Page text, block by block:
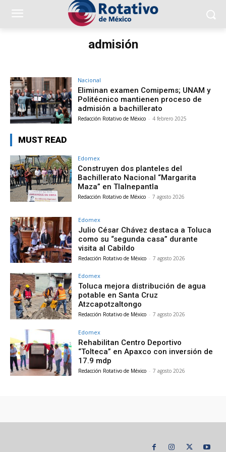
admisión
Nacional
Eliminan examen Comipems; UNAM y
Politécnico mantienen proceso de
admisión a bachillerato
Redacción Rotativo de México - 4 febrero 2025
MUST READ
Edomex
Construyen dos planteles del
Bachillerato Nacional “Margarita
Maza” en Tlalnepantla
Redacción Rotativo de México - 7 agosto 2026
Edomex
Julio César Chávez destaca a Toluca
como su “segunda casa” durante
visita al Cabildo
Redacción Rotativo de México - 7 agosto 2026
Edomex
Toluca mejora distribución de agua
potable en Santa Cruz
Atzcapotzaltongo
Redacción Rotativo de México - 7 agosto 2026
Edomex
Rehabilitan Centro Deportivo
“Tolteca” en Apaxco con inversión de
17.9 mdp
Redacción Rotativo de México - 7 agosto 2026